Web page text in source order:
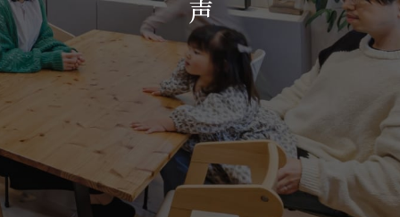
声
スタッフ紹介
プライバシーポリシー
賃貸管理サイトはこちら